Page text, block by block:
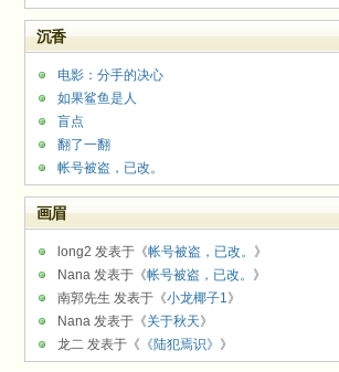
沉香
电影：分手的决心
如果鲨鱼是人
盲点
翻了一翻
帐号被盗，已改。
画眉
long2 发表于《帐号被盗，已改。 》
Nana 发表于《帐号被盗，已改。 》
南郭先生 发表于《小龙椰子1》
Nana 发表于《关于秋天》
龙二 发表于《 《陆犯焉识》 》